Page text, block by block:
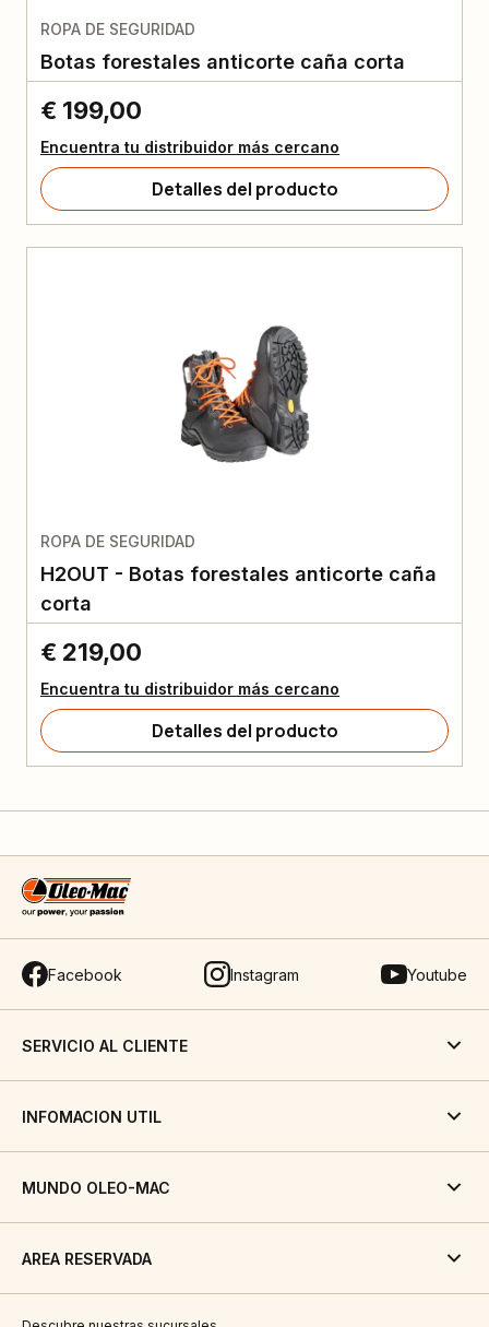
ROPA DE SEGURIDAD
Botas forestales anticorte caña corta
€ 199,00
Encuentra tu distribuidor más cercano
Detalles del producto
ROPA DE SEGURIDAD
H2OUT - Botas forestales anticorte caña
corta
€ 219,00
Encuentra tu distribuidor más cercano
Detalles del producto
Facebook Instagram Youtube
SERVICIO AL CLIENTE
INFOMACION UTIL
MUNDO OLEO-MAC
AREA RESERVADA